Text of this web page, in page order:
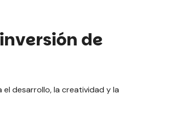
en la piscina, redes
de
desarrollo, la creatividad y la